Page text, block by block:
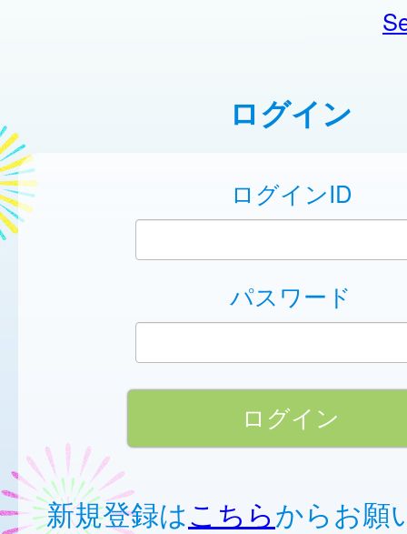
ログイン
ログインID
パスワード
新規登録はこちらからお願